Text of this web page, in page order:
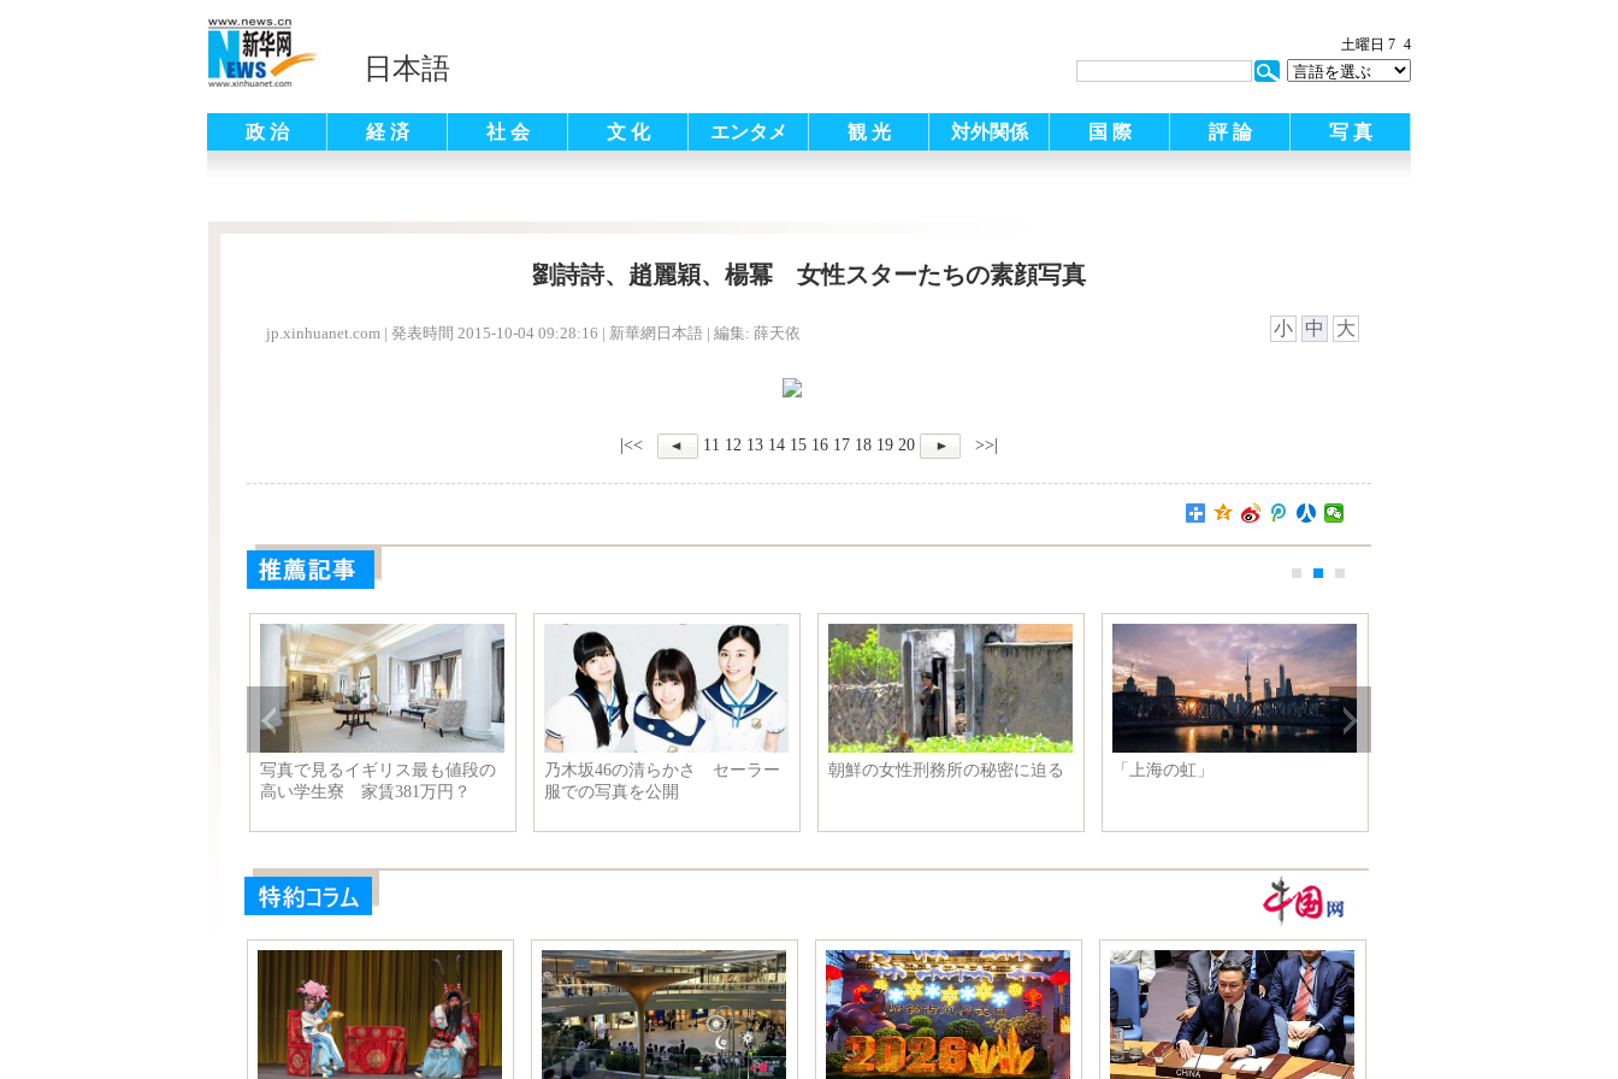
日本語
土曜日 7 4
政 治 経 済 社 会 文 化 エンタメ 観 光 対外関係 国 際 評 論 写 真
劉詩詩、趙麗穎、楊冪 女性スターたちの素顔写真
jp.xinhuanet.com | 発表時間 2015-10-04 09:28:16 | 新華網日本語 | 編集: 薛天依 小 中 大
|<< 11 12 13 14 15 16 17 18 19 20 >>|
写真で見るイギリス最も値段の
高い学生寮 家賃381万円？
乃木坂46の清らかさ セーラー
服での写真を公開
朝鮮の女性刑務所の秘密に迫る 「上海の虹」